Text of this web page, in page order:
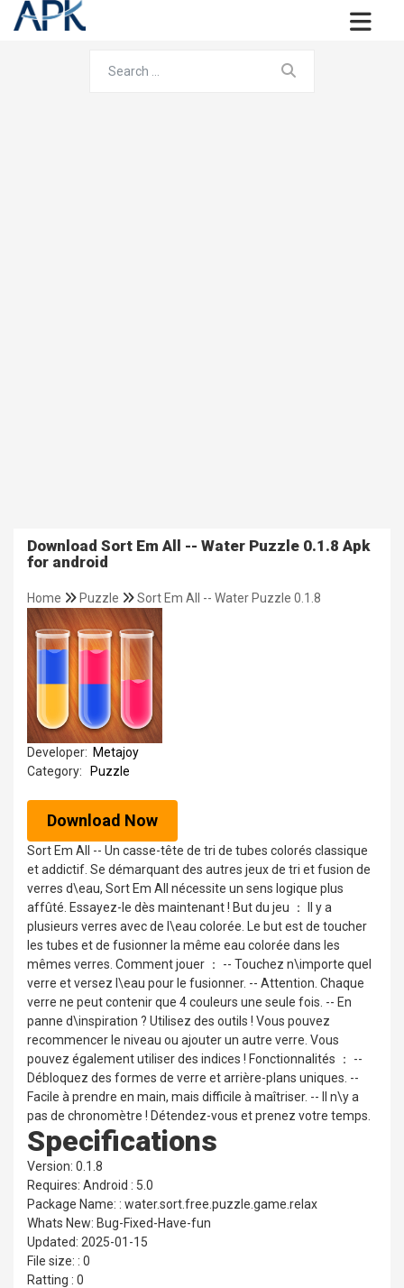
Download Sort Em All -- Water Puzzle 0.1.8 Apk
for android
Home Puzzle Sort Em All -- Water Puzzle 0.1.8
Developer: Metajoy
Category:
Puzzle
Download Now
Sort Em All -- Un casse-tête de tri de tubes colorés classique
et addictif. Se démarquant des autres jeux de tri et fusion de
verres d\eau, Sort Em All nécessite un sens logique plus
affûté. Essayez-le dès maintenant ! But du jeu ： Il y a
plusieurs verres avec de l\eau colorée. Le but est de toucher
les tubes et de fusionner la même eau colorée dans les
mêmes verres. Comment jouer ： -- Touchez n\importe quel
verre et versez l\eau pour le fusionner. -- Attention. Chaque
verre ne peut contenir que 4 couleurs une seule fois. -- En
panne d\inspiration ? Utilisez des outils ! Vous pouvez
recommencer le niveau ou ajouter un autre verre. Vous
pouvez également utiliser des indices ! Fonctionnalités ： --
Débloquez des formes de verre et arrière-plans uniques. --
Facile à prendre en main, mais difficile à maîtriser. -- Il n\y a
pas de chronomètre ! Détendez-vous et prenez votre temps.
Specifications
Version: 0.1.8
Requires: Android : 5.0
Package Name: : water.sort.free.puzzle.game.relax
Whats New: Bug-Fixed-Have-fun
Updated: 2025-01-15
File size: : 0
Ratting : 0